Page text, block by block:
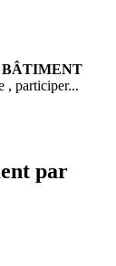
BÂTIMENT
️, participer...
par